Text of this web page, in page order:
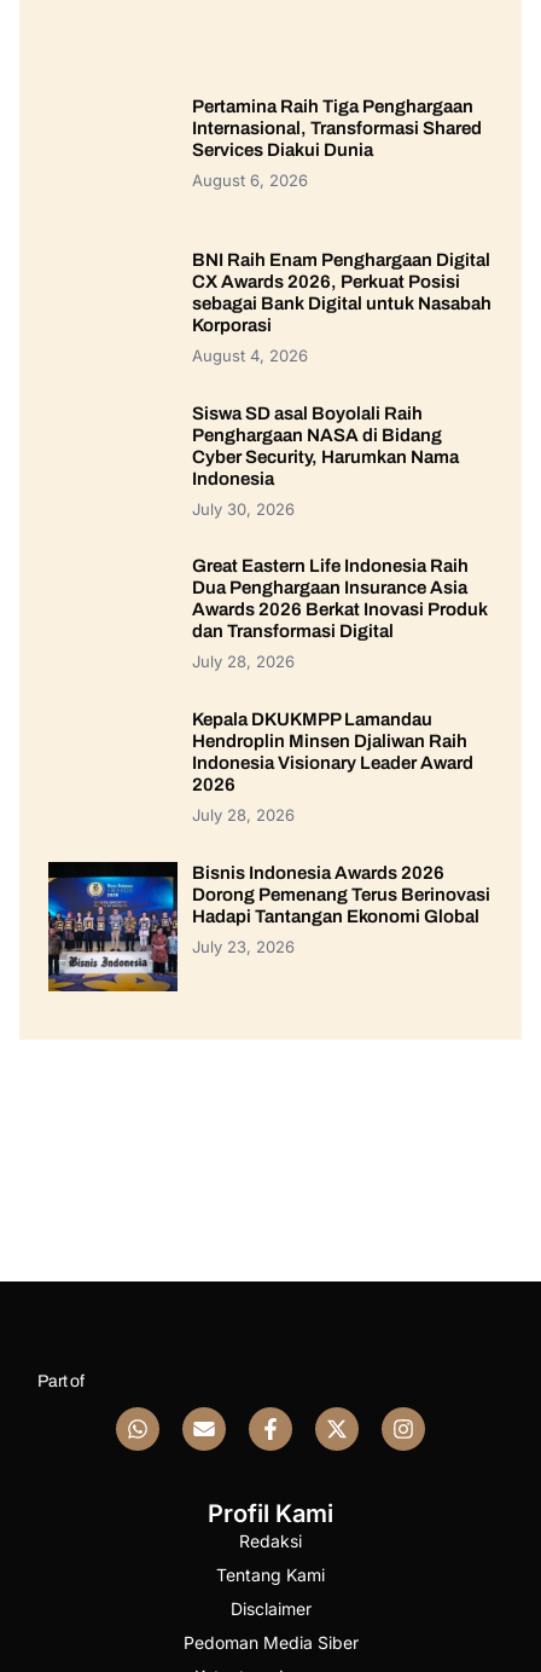
Pertamina Raih Tiga Penghargaan
Internasional, Transformasi Shared
Services Diakui Dunia
August 6, 2026
BNI Raih Enam Penghargaan Digital
CX Awards 2026, Perkuat Posisi
sebagai Bank Digital untuk Nasabah
Korporasi
August 4, 2026
Siswa SD asal Boyolali Raih
Penghargaan NASA di Bidang
Cyber Security, Harumkan Nama
Indonesia
July 30, 2026
Great Eastern Life Indonesia Raih
Dua Penghargaan Insurance Asia
Awards 2026 Berkat Inovasi Produk
dan Transformasi Digital
July 28, 2026
Kepala DKUKMPP Lamandau
Hendroplin Minsen Djaliwan Raih
Indonesia Visionary Leader Award
2026
July 28, 2026
Bisnis Indonesia Awards 2026
Dorong Pemenang Terus Berinovasi
Hadapi Tantangan Ekonomi Global
July 23, 2026
Part of
Profil Kami
Redaksi
Tentang Kami
Disclaimer
Pedoman Media Siber